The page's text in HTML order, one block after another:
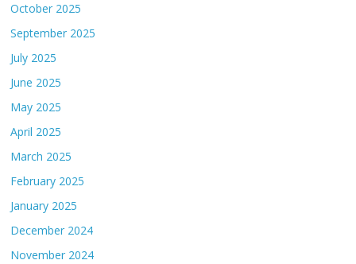
October 2025
September 2025
July 2025
June 2025
May 2025
April 2025
March 2025
February 2025
January 2025
December 2024
November 2024